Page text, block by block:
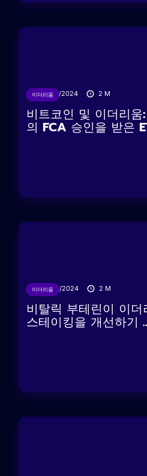
이더리움
23/05/2024 2 M
비트코인 및 이더리
의 FCA 승인을 받은
이더리움
29/03/2024 2 M
비탈릭 부테린이 이
스테이킹을 개선하기